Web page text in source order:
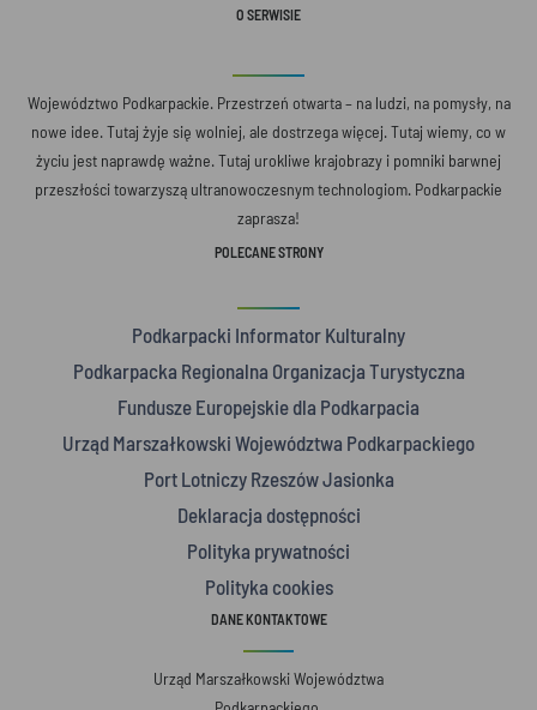
O SERWISIE
Województwo Podkarpackie. Przestrzeń otwarta – na ludzi, na pomysły, na
nowe idee. Tutaj żyje się wolniej, ale dostrzega więcej. Tutaj wiemy, co w
życiu jest naprawdę ważne. Tutaj urokliwe krajobrazy i pomniki barwnej
przeszłości towarzyszą ultranowoczesnym technologiom. Podkarpackie
zaprasza!
POLECANE STRONY
Podkarpacki Informator Kulturalny
Podkarpacka Regionalna Organizacja Turystyczna
Fundusze Europejskie dla Podkarpacia
Urząd Marszałkowski Województwa Podkarpackiego
Port Lotniczy Rzeszów Jasionka
Deklaracja dostępności
Polityka prywatności
Polityka cookies
DANE KONTAKTOWE
Urząd Marszałkowski Województwa